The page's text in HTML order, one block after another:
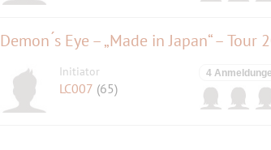
Demon ́s Eye – „Made in Japan“ –
Initiator
LC007 (65)
4